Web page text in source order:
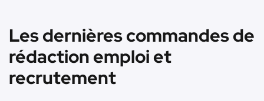
Les dernières commandes de
rédaction emploi et
recrutement